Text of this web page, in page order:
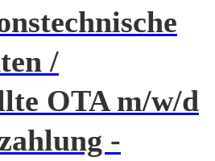
/
OTA m/w/d
-